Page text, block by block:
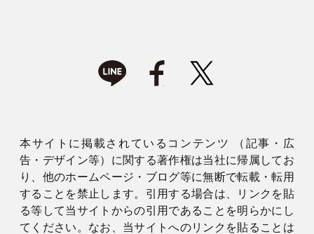
本サイトに掲載されているコンテンツ （記事・広
告・デザイン等）に関する著作権は当社に帰属してお
り、他のホームページ・ブログ等に無断で転載・転用
することを禁止します。引用する場合は、リンクを貼
る等して当サイトからの引用であることを明らかにし
てください。なお、当サイトへのリンクを貼ることは